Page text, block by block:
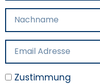
Zustimmung